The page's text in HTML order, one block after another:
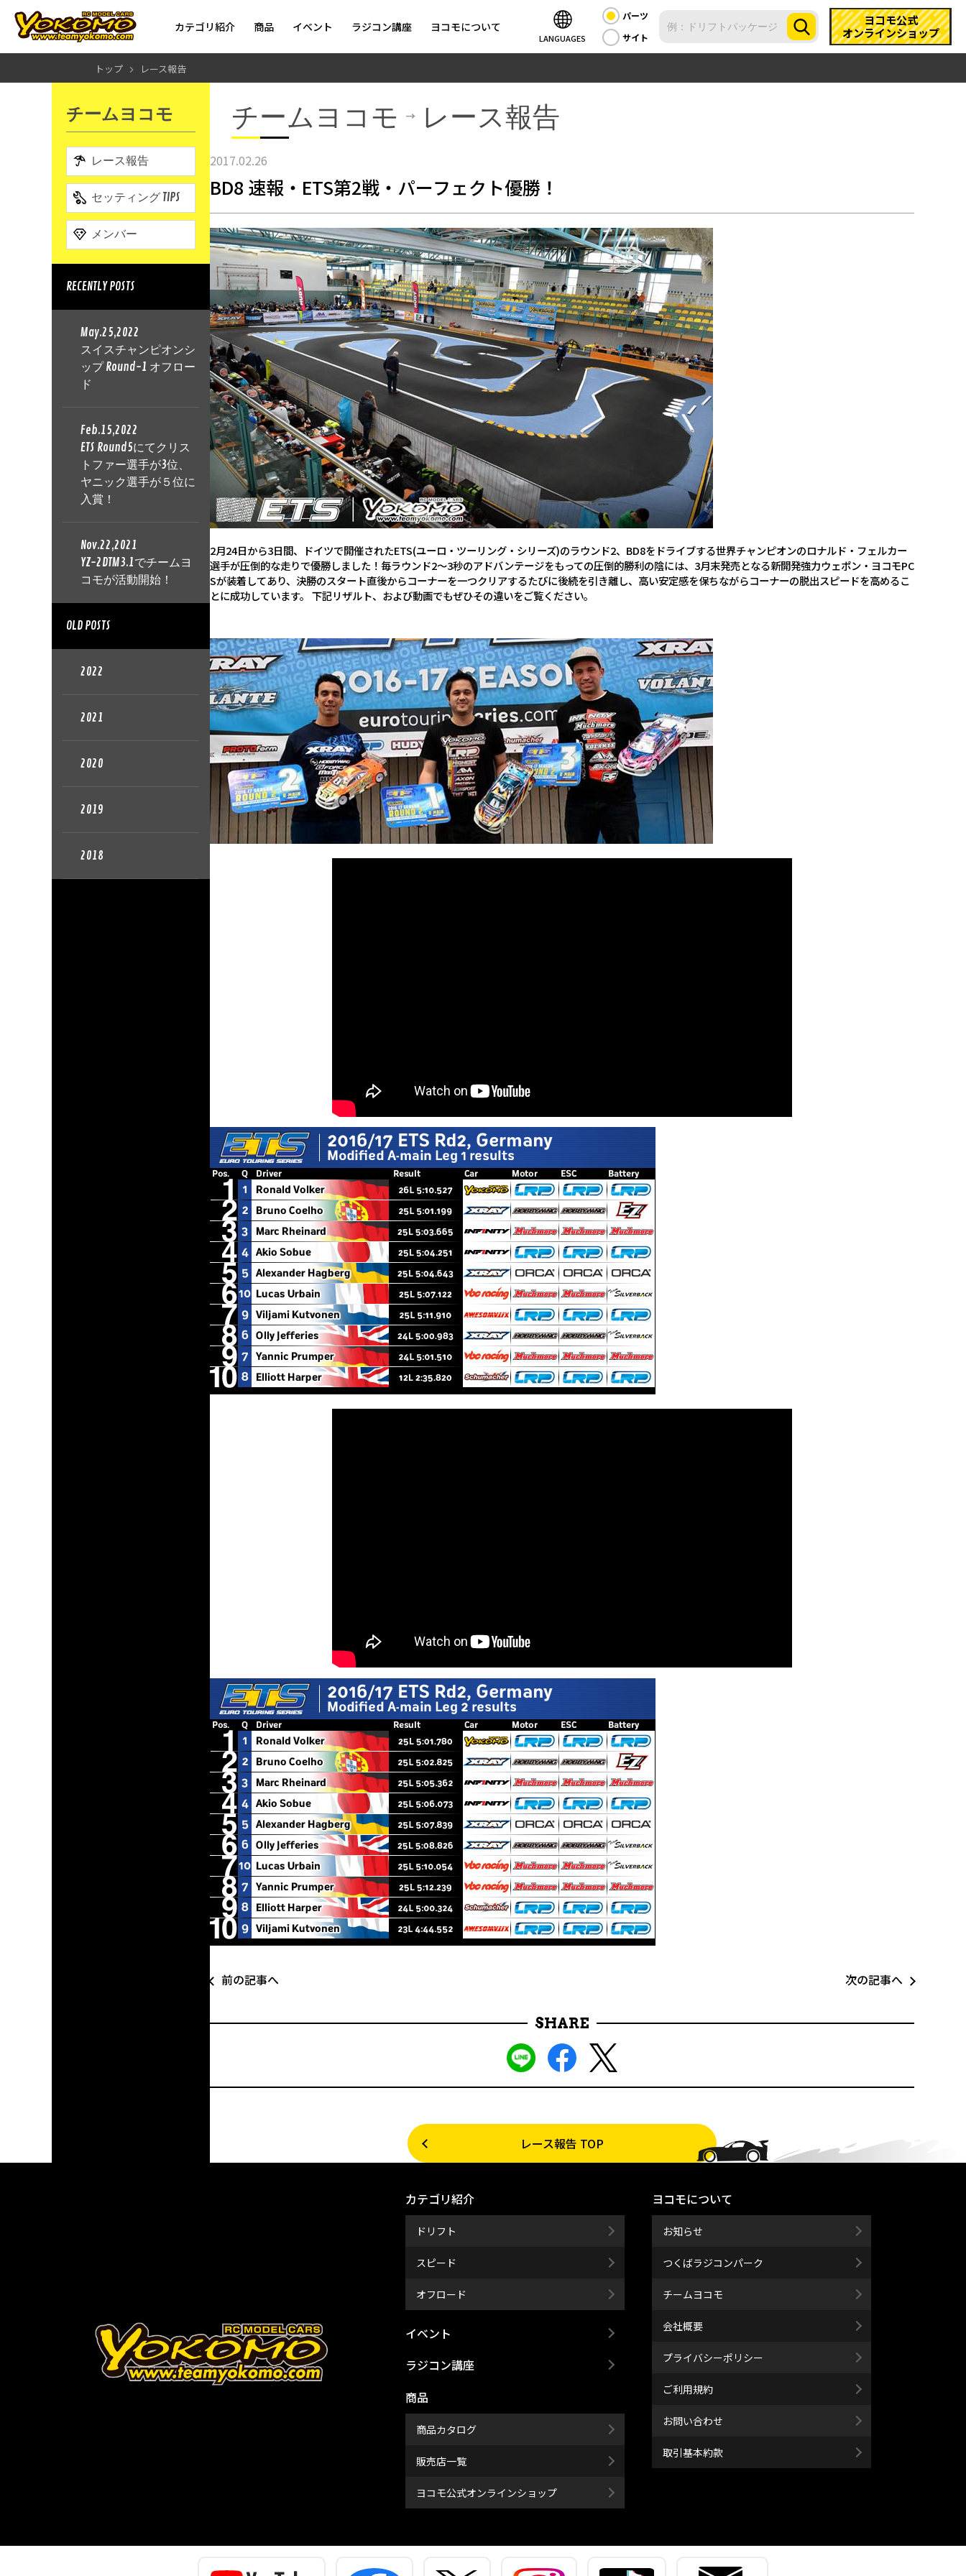
カテゴリ紹介 商品 イベント ラジコン講座 ヨコモについて
LANGUAGES
パーツ
サイト
ヨコモ公式
オンラインショップ
トップ レース報告
チームヨコモ
レース報告
セッティング TIPS
メンバー
RECENTLY POSTS
May.25,2022
スイスチャンピオンシ
ップ Round-1 オフロー
ド
Feb.15,2022
ETS Round5にてクリス
トファー選手が3位、
ヤニック選手が５位に
入賞！
Nov.22,2021
YZ-2DTM3.1でチームヨ
コモが活動開始！
OLD POSTS
2022
2021
2020
2019
2018
チームヨコモ レース報告
2017.02.26
BD8 速報・ETS第2戦・パーフェクト優勝！
2月24日から3日間、ドイツで開催されたETS(ユーロ・ツーリング・シリーズ)のラウンド2、BD8をドライブする世界チャンピオンのロナルド・フェルカー
選手が圧倒的な走りで優勝しました！毎ラウンド2～3秒のアドバンテージをもっての圧倒的勝利の陰には、3月末発売となる新開発強力ウェポン・ヨコモPC
Sが装着してあり、決勝のスタート直後からコーナーを一つクリアするたびに後続を引き離し、高い安定感を保ちながらコーナーの脱出スピードを高めるこ
とに成功しています。 下記リザルト、および動画でもぜひその違いをご覧ください。
前の記事へ 次の記事へ
SHARE
レース報告 TOP
カテゴリ紹介
ドリフト
スピード
オフロード
イベント
ラジコン講座
商品
商品カタログ
販売店一覧
ヨコモ公式オンラインショップ
ヨコモについて
お知らせ
つくばラジコンパーク
チームヨコモ
会社概要
プライバシーポリシー
ご利用規約
お問い合わせ
取引基本約款